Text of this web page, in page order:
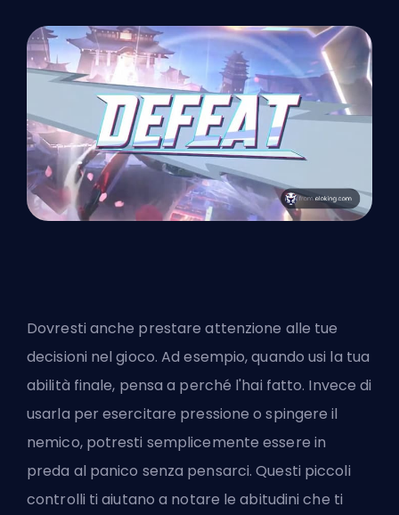
Dovresti anche prestare attenzione alle tue
decisioni nel gioco. Ad esempio, quando usi la tua
abilità finale, pensa a perché l'hai fatto. Invece di
usarla per esercitare pressione o spingere il
nemico, potresti semplicemente essere in
preda al panico senza pensarci. Questi piccoli
controlli ti aiutano a notare le abitudini che ti